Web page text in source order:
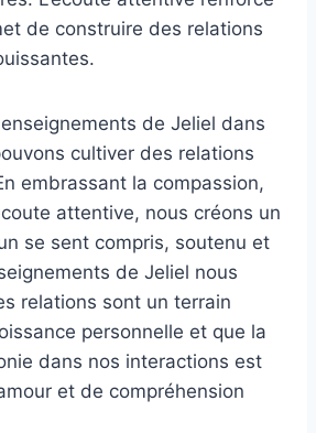
de construire des relations
de Jeliel dans
cultiver des relations
embrassant la compassion,
attentive, nous créons un
se sent compris, soutenu et
de Jeliel nous
relations sont un terrain
personnelle et que la
dans nos interactions est
et de compréhension